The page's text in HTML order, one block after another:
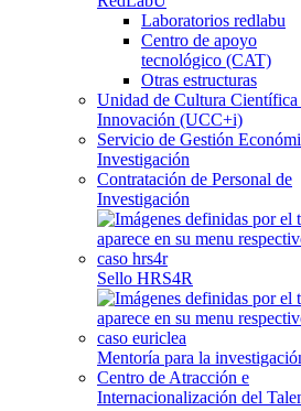
Laboratorios redlabu
Centro de apoyo
tecnológico (CAT)
Otras estructuras
Unidad de Cultura Científica
Innovación (UCC+i)
Servicio de Gestión
Investigación
Contratación de Personal de
Investigación
Sello HRS4R
Mentoría para la
Centro de Atracción e
Internacionalización del